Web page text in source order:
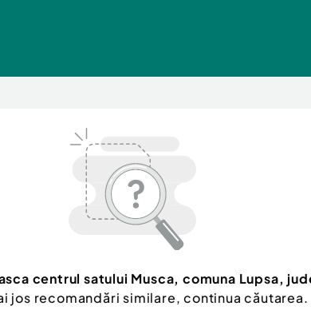
centrul satului Musca, comuna Lupsa,
jos recomandări similare, continua căutarea.